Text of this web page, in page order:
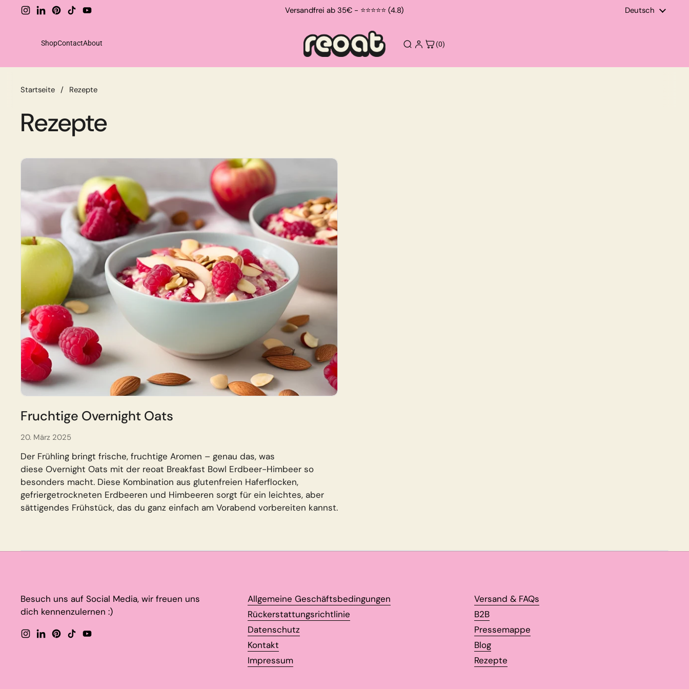
Zum Inhalt springen
Instagram
LinkedInPinterest
TikTokYouTube
Versandfrei ab 35€ - ⭐⭐⭐⭐⭐ (4.8) Sprache
Deutsch
Shop
Shop
Sparsets
Bowl Lover
€39.99
Jetzt entdecken
ContactAbout (0)
Startseite / Rezepte
Rezepte
Fruchtige Overnight Oats
20. März 2025
Der Frühling bringt frische, fruchtige Aromen – genau das, was
diese Overnight Oats mit der reoat Breakfast Bowl Erdbeer-Himbeer so
besonders macht. Diese Kombination aus glutenfreien Haferflocken,
gefriergetrockneten Erdbeeren und Himbeeren sorgt für ein leichtes, aber
sättigendes Frühstück, das du ganz einfach am Vorabend vorbereiten kannst.
Besuch uns auf Social Media, wir freuen uns
dich kennenzulernen :)
Instagram
LinkedInPinterest
TikTokYouTube
Allgemeine Geschäftsbedingungen
Rückerstattungsrichtlinie
Datenschutz
Kontakt
Impressum
Versand & FAQs
B2B
Pressemappe
Blog
Rezepte